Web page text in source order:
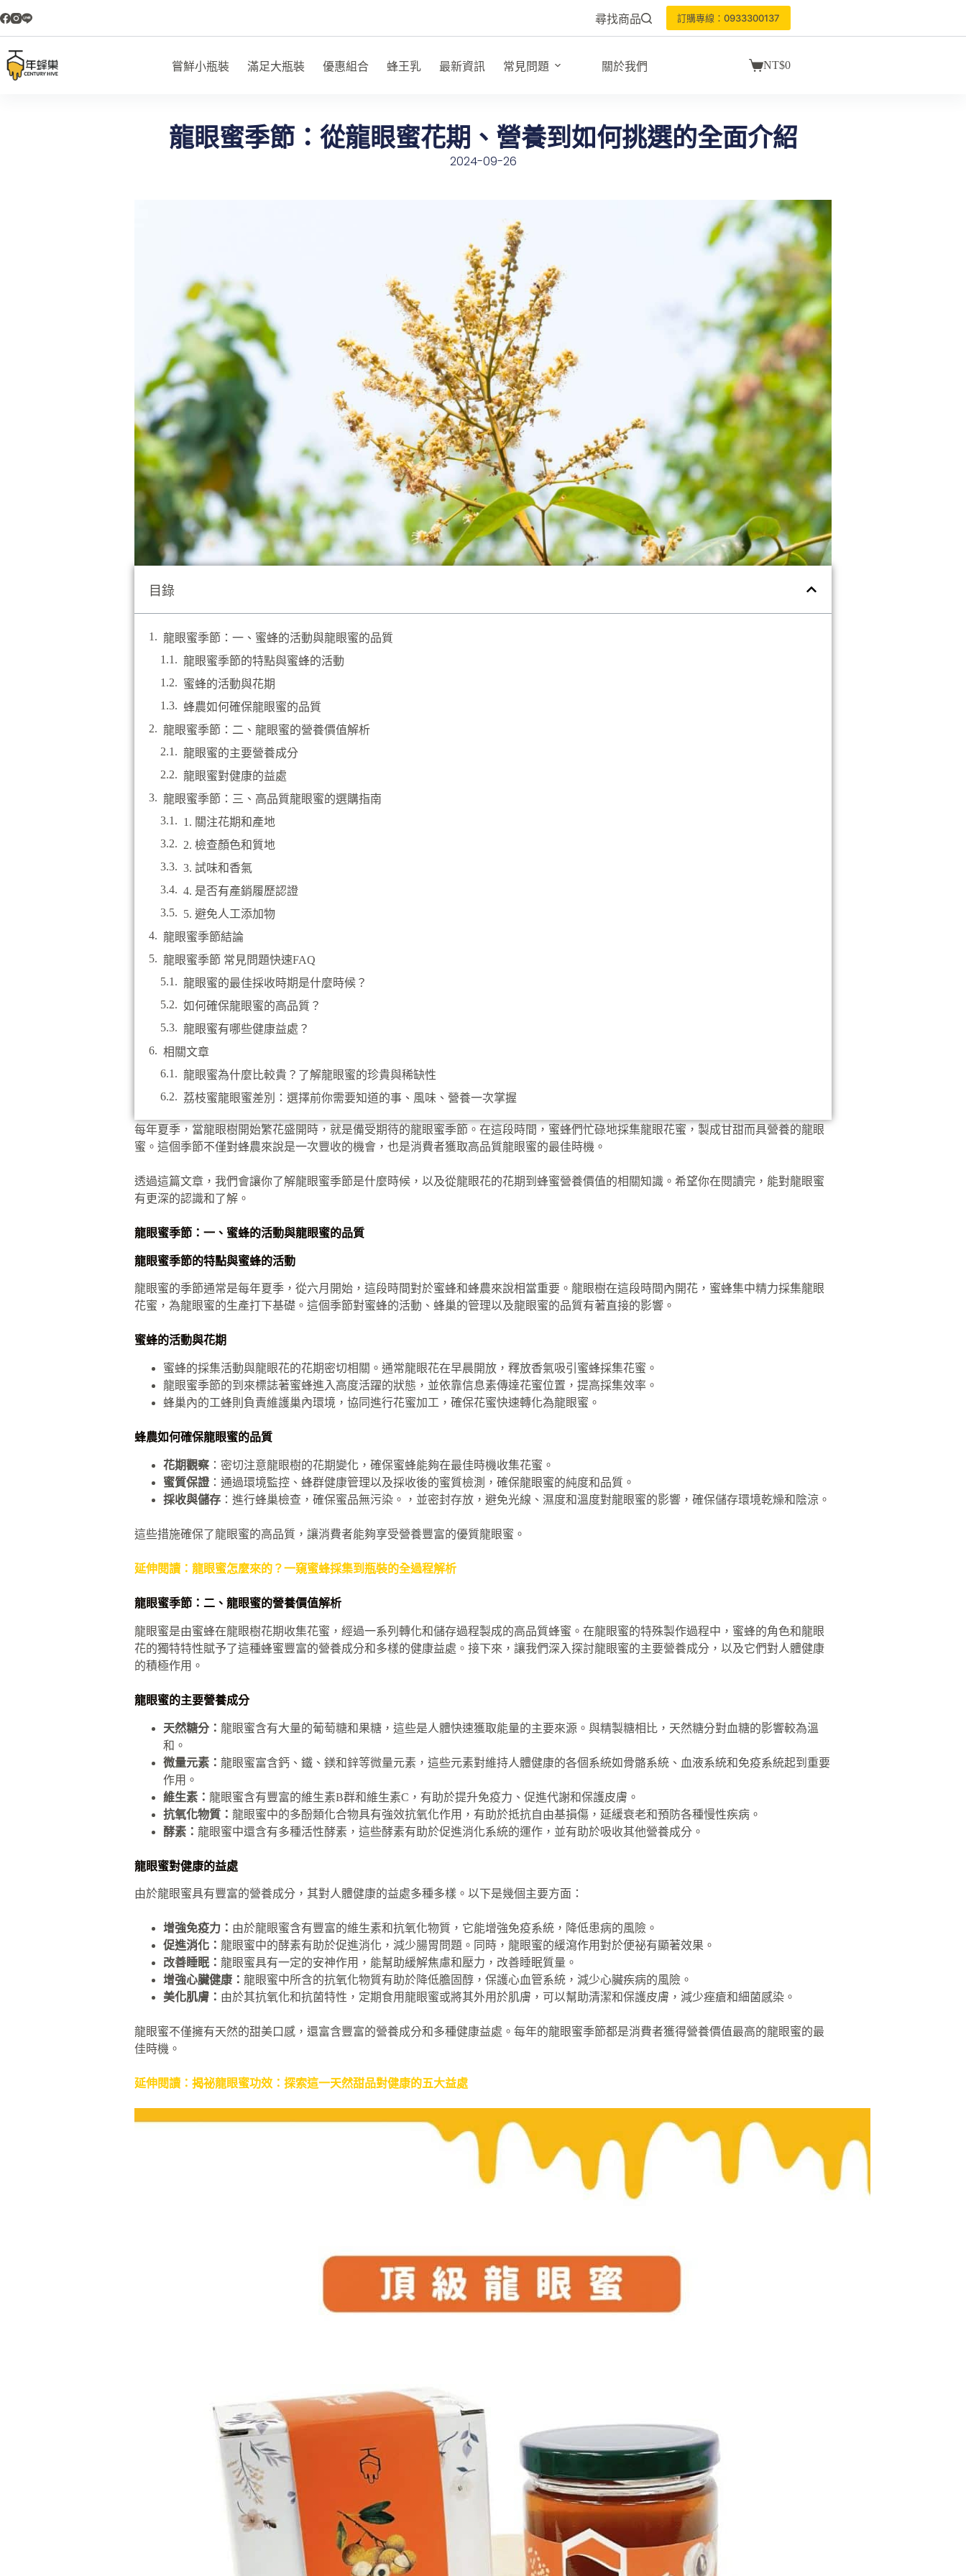
尋找商品 訂購專線：0933300137
嘗鮮小瓶裝 滿足大瓶裝 優惠組合 蜂王乳 最新資訊 常見問題 關於我們 NT$0
龍眼蜜季節：從龍眼蜜花期、營養到如何挑選的全面介紹
2024-09-26
目錄
龍眼蜜季節：一、蜜蜂的活動與龍眼蜜的品質
龍眼蜜季節的特點與蜜蜂的活動
蜜蜂的活動與花期
蜂農如何確保龍眼蜜的品質
龍眼蜜季節：二、龍眼蜜的營養價值解析
龍眼蜜的主要營養成分
龍眼蜜對健康的益處
龍眼蜜季節：三、高品質龍眼蜜的選購指南
1. 關注花期和產地
2. 檢查顏色和質地
3. 試味和香氣
4. 是否有產銷履歷認證
5. 避免人工添加物
龍眼蜜季節結論
龍眼蜜季節 常見問題快速FAQ
龍眼蜜的最佳採收時期是什麼時候？
如何確保龍眼蜜的高品質？
龍眼蜜有哪些健康益處？
相關文章
龍眼蜜為什麼比較貴？了解龍眼蜜的珍貴與稀缺性
荔枝蜜龍眼蜜差別：選擇前你需要知道的事、風味、營養一次掌握
每年夏季，當龍眼樹開始繁花盛開時，就是備受期待的龍眼蜜季節。在這段時間，蜜蜂們忙碌地採集龍眼花蜜，製成甘甜而具營養的龍眼
蜜。這個季節不僅對蜂農來說是一次豐收的機會，也是消費者獲取高品質龍眼蜜的最佳時機。
透過這篇文章，我們會讓你了解龍眼蜜季節是什麼時候，以及從龍眼花的花期到蜂蜜營養價值的相關知識。希望你在閱讀完，能對龍眼蜜
有更深的認識和了解。
龍眼蜜季節：一、蜜蜂的活動與龍眼蜜的品質
龍眼蜜季節的特點與蜜蜂的活動
龍眼蜜的季節通常是每年夏季，從六月開始，這段時間對於蜜蜂和蜂農來說相當重要。龍眼樹在這段時間內開花，蜜蜂集中精力採集龍眼
花蜜，為龍眼蜜的生產打下基礎。這個季節對蜜蜂的活動、蜂巢的管理以及龍眼蜜的品質有著直接的影響。
蜜蜂的活動與花期
蜜蜂的採集活動與龍眼花的花期密切相關。通常龍眼花在早晨開放，釋放香氣吸引蜜蜂採集花蜜。
龍眼蜜季節的到來標誌著蜜蜂進入高度活躍的狀態，並依靠信息素傳達花蜜位置，提高採集效率。
蜂巢內的工蜂則負責維護巢內環境，協同進行花蜜加工，確保花蜜快速轉化為龍眼蜜。
蜂農如何確保龍眼蜜的品質
花期觀察 ：密切注意龍眼樹的花期變化，確保蜜蜂能夠在最佳時機收集花蜜。
蜜質保證 ：通過環境監控、蜂群健康管理以及採收後的蜜質檢測，確保龍眼蜜的純度和品質。
採收與儲存 ：進行蜂巢檢查，確保蜜品無污染。，並密封存放，避免光線、濕度和溫度對龍眼蜜的影響，確保儲存環境乾燥和陰涼。
這些措施確保了龍眼蜜的高品質，讓消費者能夠享受營養豐富的優質龍眼蜜。
延伸閱讀：龍眼蜜怎麼來的？一窺蜜蜂採集到瓶裝的全過程解析
龍眼蜜季節：二、龍眼蜜的營養價值解析
龍眼蜜是由蜜蜂在龍眼樹花期收集花蜜，經過一系列轉化和儲存過程製成的高品質蜂蜜。在龍眼蜜的特殊製作過程中，蜜蜂的角色和龍眼
花的獨特特性賦予了這種蜂蜜豐富的營養成分和多樣的健康益處。接下來，讓我們深入探討龍眼蜜的主要營養成分，以及它們對人體健康
的積極作用。
龍眼蜜的主要營養成分
天然糖分： 龍眼蜜含有大量的葡萄糖和果糖，這些是人體快速獲取能量的主要來源。與精製糖相比，天然糖分對血糖的影響較為溫
和。
微量元素： 龍眼蜜富含鈣、鐵、鎂和鋅等微量元素，這些元素對維持人體健康的各個系統如骨骼系統、血液系統和免疫系統起到重要
作用。
維生素： 龍眼蜜含有豐富的維生素B群和維生素C，有助於提升免疫力、促進代謝和保護皮膚。
抗氧化物質： 龍眼蜜中的多酚類化合物具有強效抗氧化作用，有助於抵抗自由基損傷，延緩衰老和預防各種慢性疾病。
酵素： 龍眼蜜中還含有多種活性酵素，這些酵素有助於促進消化系統的運作，並有助於吸收其他營養成分。
龍眼蜜對健康的益處
由於龍眼蜜具有豐富的營養成分，其對人體健康的益處多種多樣。以下是幾個主要方面：
增強免疫力： 由於龍眼蜜含有豐富的維生素和抗氧化物質，它能增強免疫系統，降低患病的風險。
促進消化： 龍眼蜜中的酵素有助於促進消化，減少腸胃問題。同時，龍眼蜜的緩瀉作用對於便祕有顯著效果。
改善睡眠： 龍眼蜜具有一定的安神作用，能幫助緩解焦慮和壓力，改善睡眠質量。
增強心臟健康： 龍眼蜜中所含的抗氧化物質有助於降低膽固醇，保護心血管系統，減少心臟疾病的風險。
美化肌膚： 由於其抗氧化和抗菌特性，定期食用龍眼蜜或將其外用於肌膚，可以幫助清潔和保護皮膚，減少痤瘡和細菌感染。
龍眼蜜不僅擁有天然的甜美口感，還富含豐富的營養成分和多種健康益處。每年的龍眼蜜季節都是消費者獲得營養價值最高的龍眼蜜的最
佳時機。
延伸閱讀：揭祕龍眼蜜功效：探索這一天然甜品對健康的五大益處